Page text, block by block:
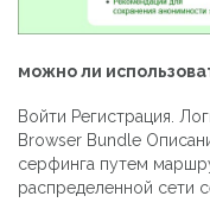
можно ли
Войти Регистрация.
Browser Bundle
серфинга путем
распределенной сети